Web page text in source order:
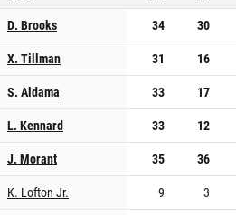
D. Brooks 34 30
X. Tillman
31 16
S. Aldama
33 17
L. Kennard
33 12
J. Morant
35 36
K. Lofton Jr.
9 3